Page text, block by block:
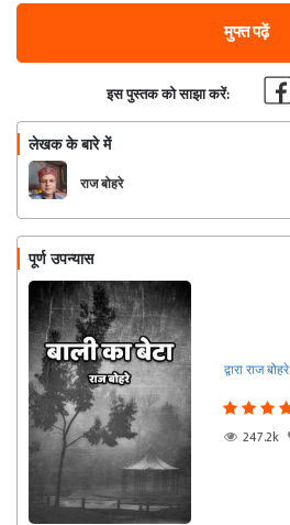
मुफ्त पढ़ें
इस पुस्तक को साझा करें:
लेखक के बारे में
राज बोहरे
पूर्ण उपन्यास
द्वारा राज बोहरे
247.2k